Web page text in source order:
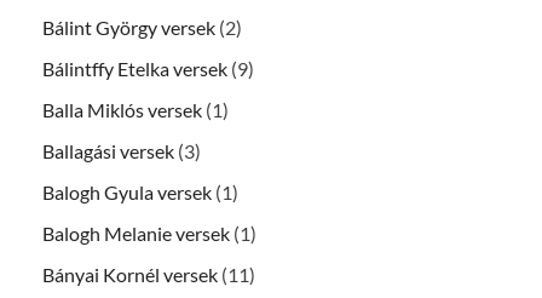
Bálint György versek (2)
Bálintffy Etelka versek (9)
Balla Miklós versek (1)
Ballagási versek (3)
Balogh Gyula versek (1)
Balogh Melanie versek (1)
Bányai Kornél versek (11)